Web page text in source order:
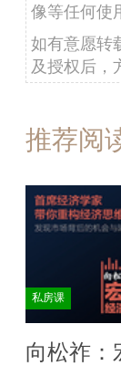
像等任何使
如有意愿转
及授权后，
推荐阅
私房课
向松祚：